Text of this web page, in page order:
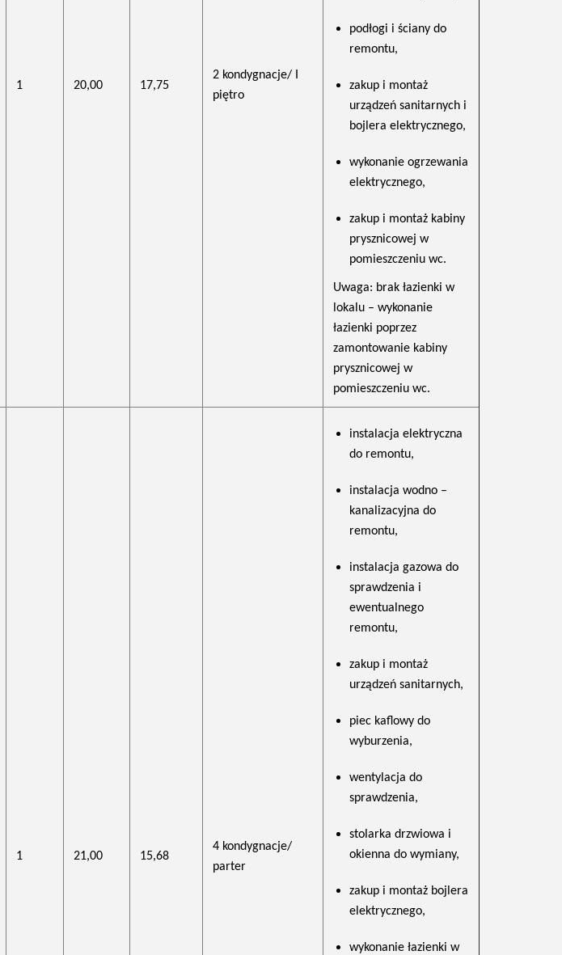
1 20,00 17,75
2 kondygnacje/ I
piętro
podłogi i ściany do
remontu,
zakup i montaż
urządzeń sanitarnych i
bojlera elektrycznego,
wykonanie ogrzewania
elektrycznego,
zakup i montaż kabiny
prysznicowej w
pomieszczeniu wc.
Uwaga: brak łazienki w
lokalu – wykonanie
łazienki poprzez
zamontowanie kabiny
prysznicowej w
pomieszczeniu wc.
1 21,00 15,68
4 kondygnacje/
parter
instalacja elektryczna
do remontu,
instalacja wodno –
kanalizacyjna do
remontu,
instalacja gazowa do
sprawdzenia i
ewentualnego
remontu,
zakup i montaż
urządzeń sanitarnych,
piec kaflowy do
wyburzenia,
wentylacja do
sprawdzenia,
stolarka drzwiowa i
okienna do wymiany,
zakup i montaż bojlera
elektrycznego,
wykonanie łazienki w